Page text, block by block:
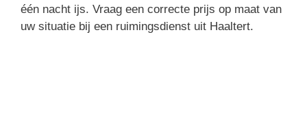
één nacht ijs. Vraag een correcte prijs op maat van
uw situatie bij een ruimingsdienst uit Haaltert.